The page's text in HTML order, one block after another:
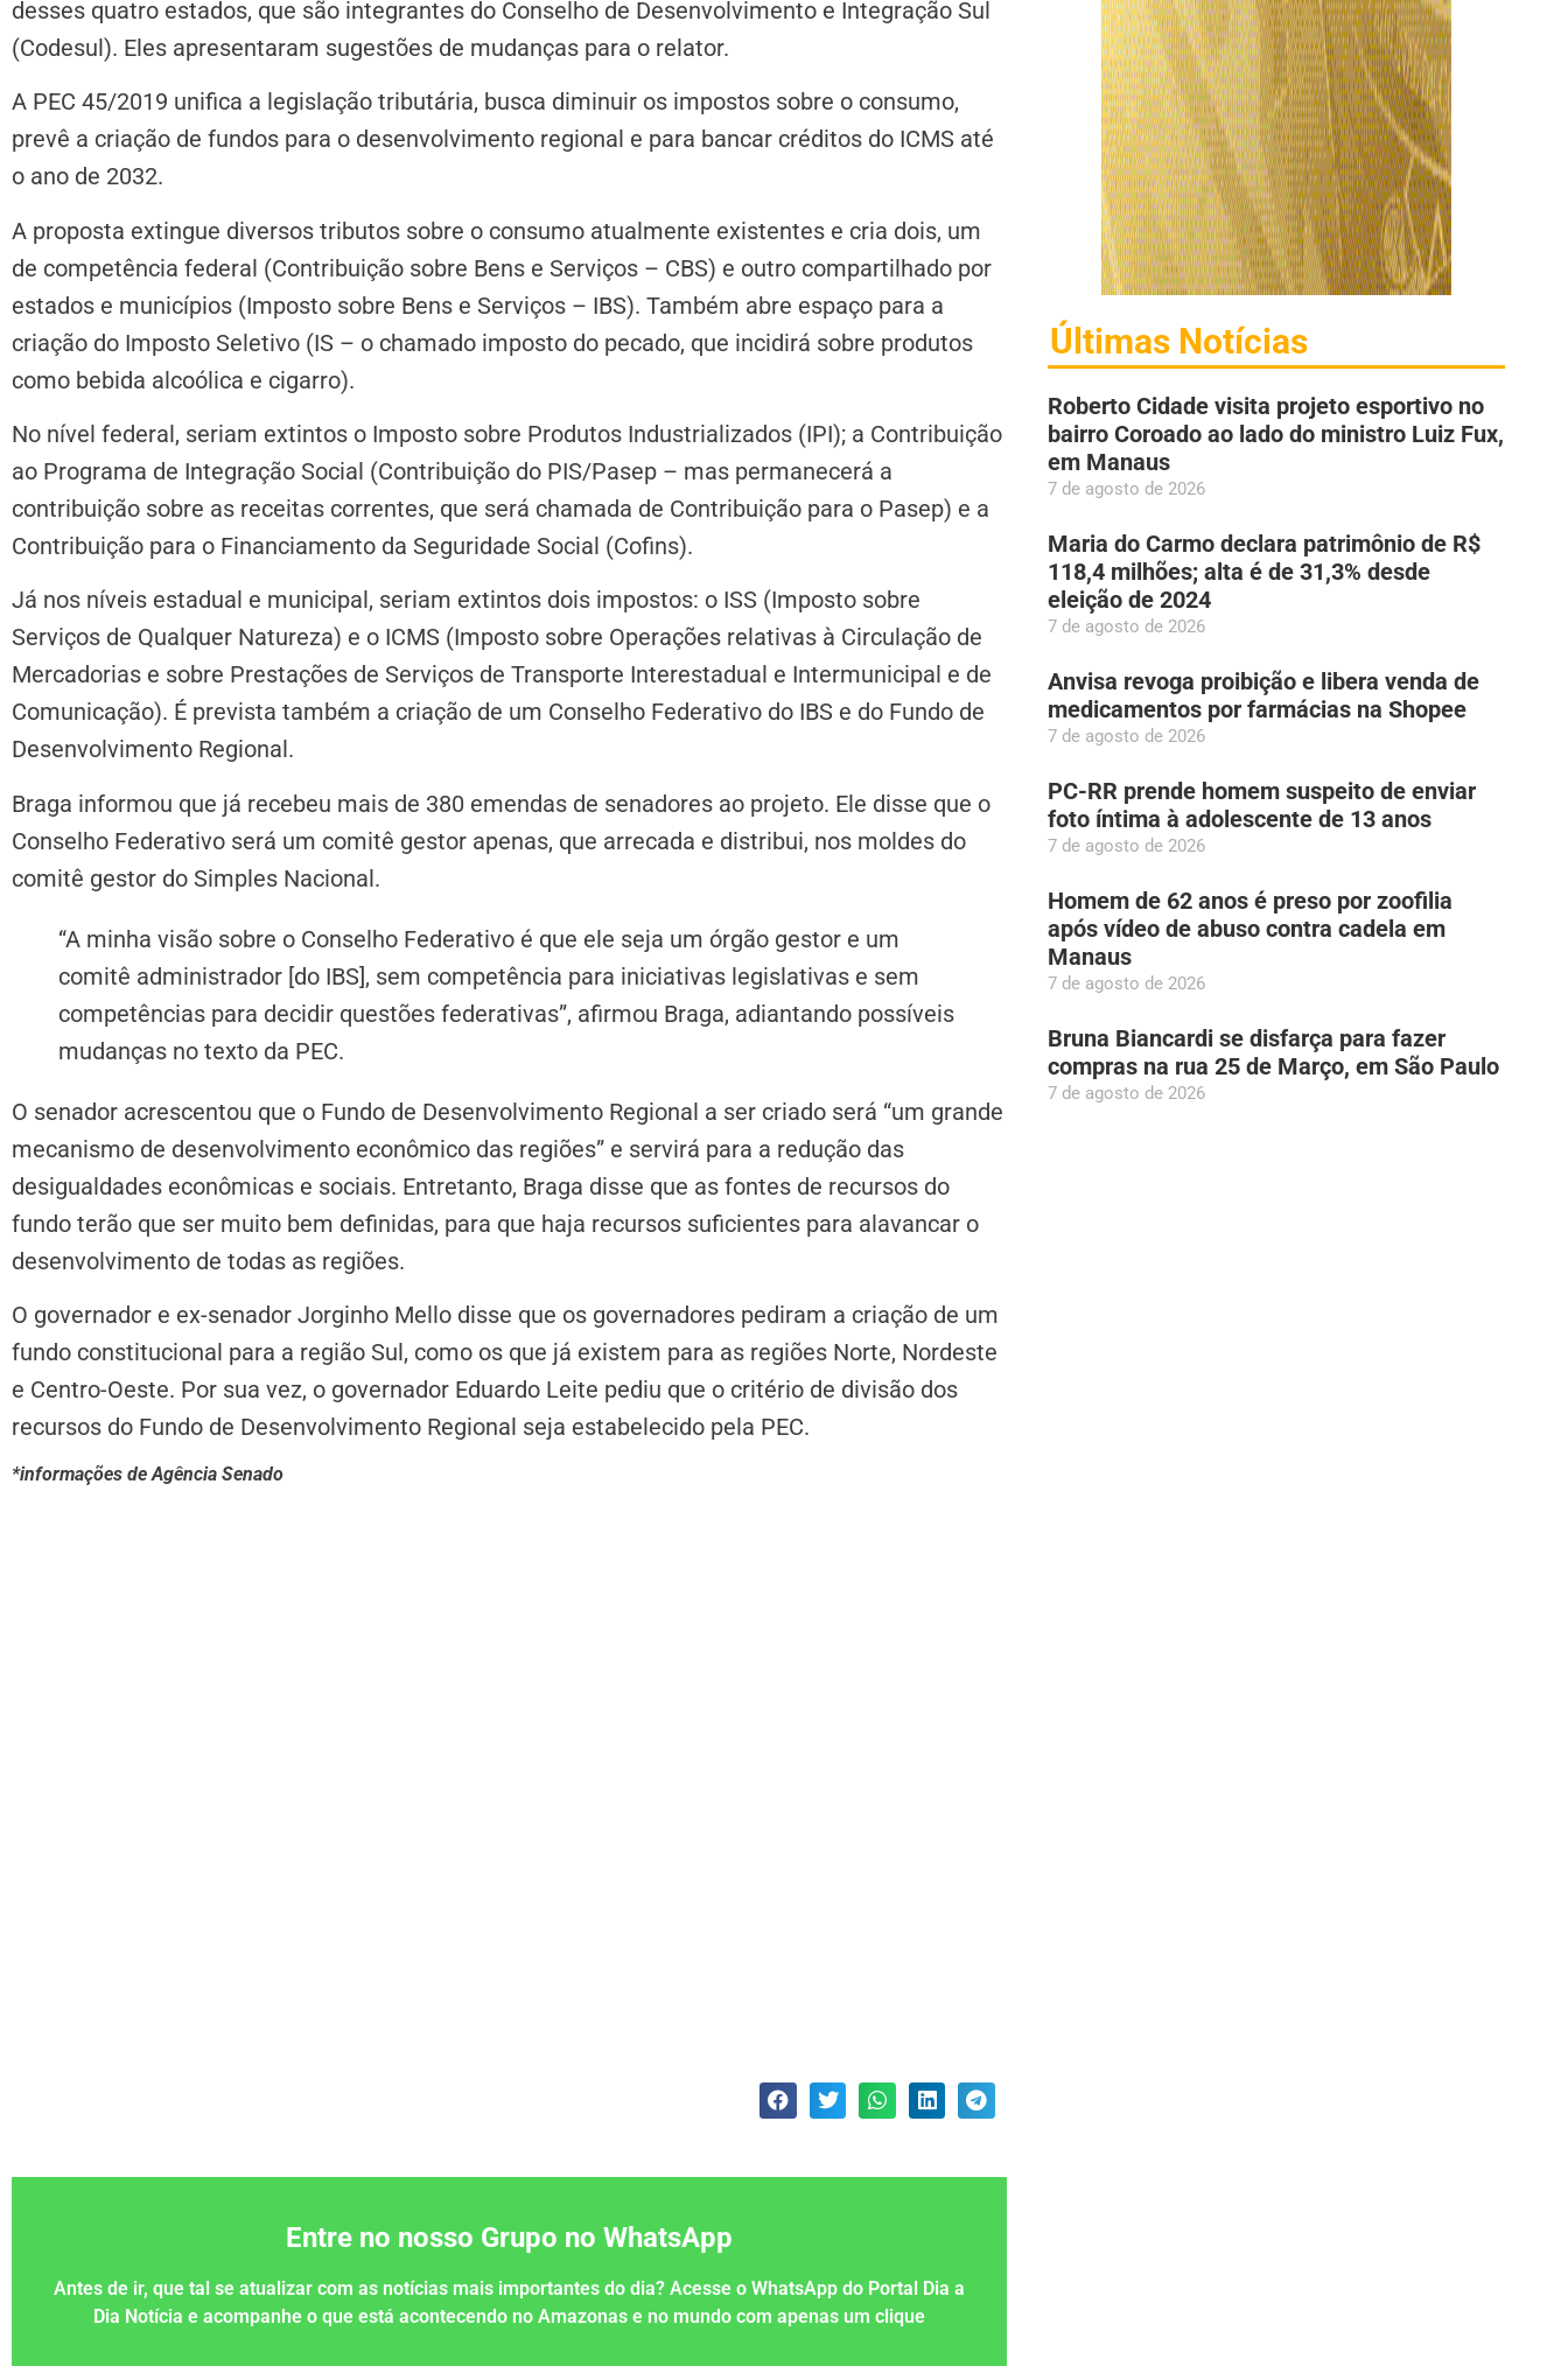
desses quatro estados, que são integrantes do Conselho de Desenvolvimento e Integração Sul
(Codesul). Eles apresentaram sugestões de mudanças para o relator.
A PEC 45/2019 unifica a legislação tributária, busca diminuir os impostos sobre o consumo,
prevê a criação de fundos para o desenvolvimento regional e para bancar créditos do ICMS até
o ano de 2032.
A proposta extingue diversos tributos sobre o consumo atualmente existentes e cria dois, um
de competência federal (Contribuição sobre Bens e Serviços – CBS) e outro compartilhado por
estados e municípios (Imposto sobre Bens e Serviços – IBS). Também abre espaço para a
criação do Imposto Seletivo (IS – o chamado imposto do pecado, que incidirá sobre produtos
como bebida alcoólica e cigarro).
No nível federal, seriam extintos o Imposto sobre Produtos Industrializados (IPI); a Contribuição
ao Programa de Integração Social (Contribuição do PIS/Pasep – mas permanecerá a
contribuição sobre as receitas correntes, que será chamada de Contribuição para o Pasep) e a
Contribuição para o Financiamento da Seguridade Social (Cofins).
Já nos níveis estadual e municipal, seriam extintos dois impostos: o ISS (Imposto sobre
Serviços de Qualquer Natureza) e o ICMS (Imposto sobre Operações relativas à Circulação de
Mercadorias e sobre Prestações de Serviços de Transporte Interestadual e Intermunicipal e de
Comunicação). É prevista também a criação de um Conselho Federativo do IBS e do Fundo de
Desenvolvimento Regional.
Braga informou que já recebeu mais de 380 emendas de senadores ao projeto. Ele disse que o
Conselho Federativo será um comitê gestor apenas, que arrecada e distribui, nos moldes do
comitê gestor do Simples Nacional.
“A minha visão sobre o Conselho Federativo é que ele seja um órgão gestor e um
comitê administrador [do IBS], sem competência para iniciativas legislativas e sem
competências para decidir questões federativas”, afirmou Braga, adiantando possíveis
mudanças no texto da PEC.
O senador acrescentou que o Fundo de Desenvolvimento Regional a ser criado será “um grande
mecanismo de desenvolvimento econômico das regiões” e servirá para a redução das
desigualdades econômicas e sociais. Entretanto, Braga disse que as fontes de recursos do
fundo terão que ser muito bem definidas, para que haja recursos suficientes para alavancar o
desenvolvimento de todas as regiões.
O governador e ex-senador Jorginho Mello disse que os governadores pediram a criação de um
fundo constitucional para a região Sul, como os que já existem para as regiões Norte, Nordeste
e Centro-Oeste. Por sua vez, o governador Eduardo Leite pediu que o critério de divisão dos
recursos do Fundo de Desenvolvimento Regional seja estabelecido pela PEC.
*informações de Agência Senado
Entre no nosso Grupo no WhatsApp
Antes de ir, que tal se atualizar com as notícias mais importantes do dia? Acesse o WhatsApp do Portal Dia a
Dia Notícia e acompanhe o que está acontecendo no Amazonas e no mundo com apenas um clique
Últimas Notícias
Roberto Cidade visita projeto esportivo no
bairro Coroado ao lado do ministro Luiz Fux,
em Manaus
7 de agosto de 2026
Maria do Carmo declara patrimônio de R$
118,4 milhões; alta é de 31,3% desde
eleição de 2024
7 de agosto de 2026
Anvisa revoga proibição e libera venda de
medicamentos por farmácias na Shopee
7 de agosto de 2026
PC-RR prende homem suspeito de enviar
foto íntima à adolescente de 13 anos
7 de agosto de 2026
Homem de 62 anos é preso por zoofilia
após vídeo de abuso contra cadela em
Manaus
7 de agosto de 2026
Bruna Biancardi se disfarça para fazer
compras na rua 25 de Março, em São Paulo
7 de agosto de 2026